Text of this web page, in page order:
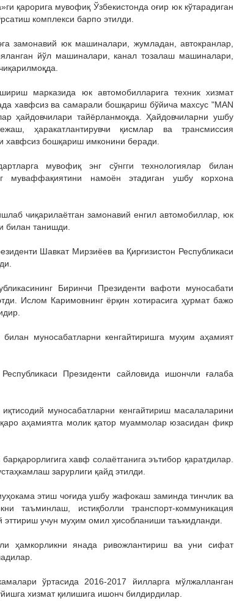
қарорига мувофиқ Ўзбекистонда оғир юк кўтарадиган
комплекси барпо этилди.
замонавий юк машиналари, жумладан, автокранлар,
йўл машиналари, канал тозалаш машиналари,
марказида юк автомобилларига техник хизмат
хавфсиз ва самарали бошқариш бўйича махсус "MAN
ҳайдовчилари тайёрланмоқда. Ҳайдовчиларни ушбу
ҳаракатлантирувчи қисмлар ва трансмиссия
хавфсиз бошқариш имконини беради.
мувофиқ энг сўнгги технологиялар билан
муваффақиятини намоён этадиган ушбу корхона
чиқарилаётган замонавий енгил автомобиллар, юк
билан танишди.
Шавкат Мирзиёев ва Қирғизистон Республикаси
Биринчи Президенти вафоти муносабати
Ислом Каримовнинг ёрқин хотирасига ҳурмат бажо
муносабатларни кенгайтиришга муҳим аҳамият
Президенти сайловида ишончли ғалаба
муносабатларни кенгайтириш масалаларини
аҳамиятга молик қатор муаммолар юзасидан фикр
хавф солаётганига эътибор қаратдилар.
зарурлиги қайд этилди.
этиш чоғида ушбу жафокаш заминда тинчлик ва
таъминлаш, истиқболли транспорт-коммуникация
учун муҳим омил ҳисобланиши таъкидланди.
ҳамкорликни янада ривожлантириш ва уни сифат
ўртасида 2016-2017 йилларга мўлжалланган
хизмат қилишига ишонч билдирдилар.